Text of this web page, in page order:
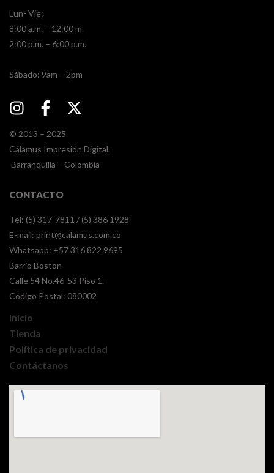
Lun- Vie:
8:00 a.m. – 12:00 m.
2:00 p.m. – 6:00 p.m.
​​Sábado: 9am – 2pm
© 2013 – 2025
Cálamus Impresión Digital.
Barranquilla – Colombia
CONTACTO
Tel: (5) 317-7811 / (5) 386 1928
E-mail: print@calamus.com.co
Whatsapp: +57 316 822 9695
Barrio Boston
Calle 54 No.46-53 Piso 1.
Código Postal: 080002
Inicio
Tienda
Política de privacidad
Contáctanos